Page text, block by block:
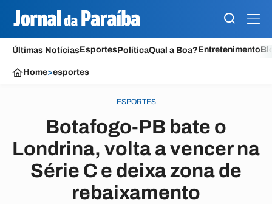
Últimas NotíciasEsportesPolíticaQual a Boa?Entretenimento
Home>esportes
ESPORTES
Botafogo-PB bate o
Londrina, volta a vencer na
Série C e deixa zona de
rebaixamento